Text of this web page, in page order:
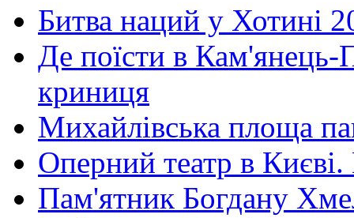
Битва наций у Хотині
Де поїсти в Кам'янець-
криниця
Михайлівська площа
Оперний театр в
Пам'ятник Богдану